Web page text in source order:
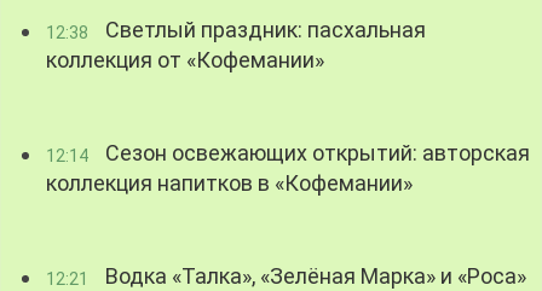
12:38
Светлый праздник: пасхальная
коллекция от «Кофемании»
12:14
Сезон освежающих открытий: авторская
коллекция напитков в «Кофемании»
12:21
Водка «Талка», «Зелёная Марка» и «Роса»